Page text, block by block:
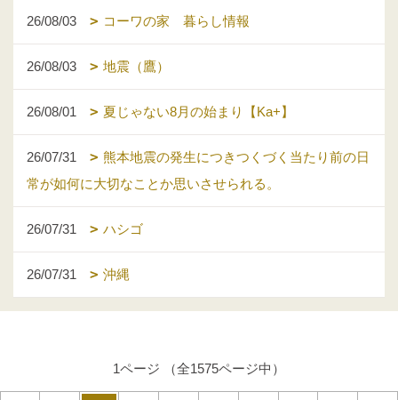
26/08/03 コーワの家 暮らし情報
26/08/03 地震（鷹）
26/08/01 夏じゃない8月の始まり【Ka+】
26/07/31
熊本地震の発生につきつくづく当たり前の日
常が如何に大切なことか思いさせられる。
26/07/31 ハシゴ
26/07/31 沖縄
1ページ （全1575ページ中）